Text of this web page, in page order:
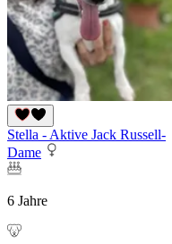
Stella - Aktive Jack Russell-
Dame
6 Jahre